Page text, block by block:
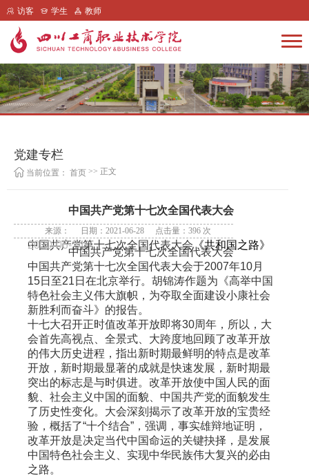
访客 学生 教师
党建专栏
当前位置： 首页 >> 正文
中国共产党第十七次全国代表大会
来源： 日期：2021-06-28 点击量： 396 次
中国共产党第十七次全国代表大会《共和国之路》
2020-06-24
中国共产党第十七次全国代表大会
中国共产党第十七次全国代表大会于2007年10月
15日至21 日在北京举行。胡锦涛作题为《高举中国
特色社会主义伟大旗帜，为夺取全面建设小康社会
新胜利而奋斗》的报告。
十七大召开正时值改革开放即将30周年，所以，大
会首先高视点、全景式、大跨度地回顾了改革开放
的伟大历史进程，指出新时期最鲜明的特点是改革
开放，新时期最显著的成就是快速发展，新时期最
突出的标志是与时俱进。改革开放使中国人民的面
貌、社会主义中国的面貌、中国共产党的面貌发生
了历史性变化。大会深刻揭示了改革开放的宝贵经
验，概括了“十个结合” ，强调，事实雄辩地证明，
改革开放是决定当代中国命运的关键抉择，是发展
中国特色社会主义、实现中华民族伟大复兴的必由
之路。